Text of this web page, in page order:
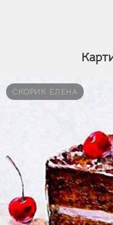
СКОРИК ЕЛЕНА